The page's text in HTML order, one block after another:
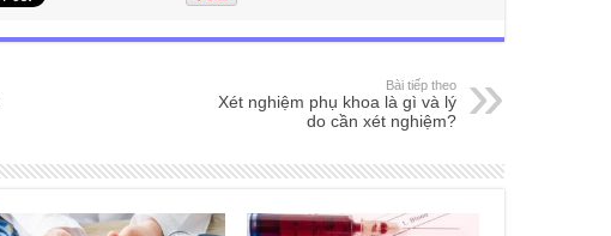
Bài tiếp theo
Xét nghiệm phụ khoa là gì và lý
do cần xét nghiệm?